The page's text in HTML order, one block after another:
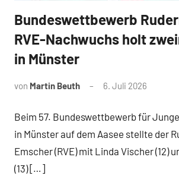
News
Bundeswettbewerb
RVE-Nachwuchs holt
in Münster
von Martin Beuth 6. Juli 2026
Beim 57. Bundeswettbewerb für
in Münster auf dem Aasee stellte der
Emscher (RVE) mit Linda Vischer (12)
(13) […]